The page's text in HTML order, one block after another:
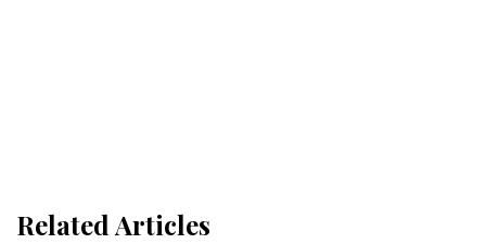
Related Articles